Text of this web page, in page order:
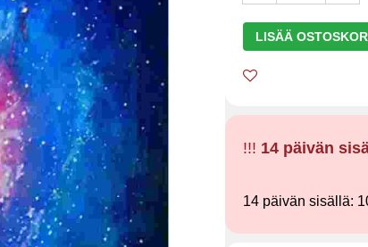
LISÄÄ
!!! 14 päivän
14 päivän sisällä: